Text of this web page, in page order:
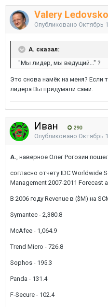
Valery
Опубликовано Октябрь
A. сказал:
"Мы лидер, мы ведущий..." ?
Это снова намёк на меня? Если
лидера Вы придумали сами.
Иван 290
Опубликовано Октябрь
A., наверное Олег Рогозин
согласно отчету IDC Worldwide
Management 2007-2011 Forecast
В 2006 году Revenue в ($M) на
Symantec - 2,380.8
McAfee - 1,064.9
Trend Micro - 726.8
Sophos - 195.3
Panda - 131.4
F-Secure - 102.4